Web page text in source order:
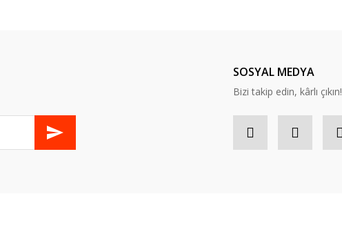
SOSYAL MEDYA
Bizi takip edin, kârlı çıkın!